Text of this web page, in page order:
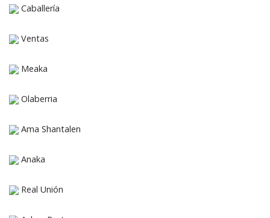
Caballería
Ventas
Meaka
Olaberria
Ama Shantalen
Anaka
Real Unión